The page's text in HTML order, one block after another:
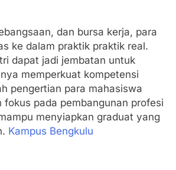
dan bursa kerja, para
ke dalam praktik praktik real.
dapat jadi jembatan untuk
memperkuat kompetensi
pengertian para mahasiswa
pada pembangunan profesi
menyiapkan graduat yang
Kampus Bengkulu